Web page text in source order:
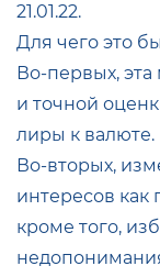
21.01.22.
Для чего это
Во-первых,
и точной
лиры к валюте.
Во-вторых,
интересов как
кроме того,